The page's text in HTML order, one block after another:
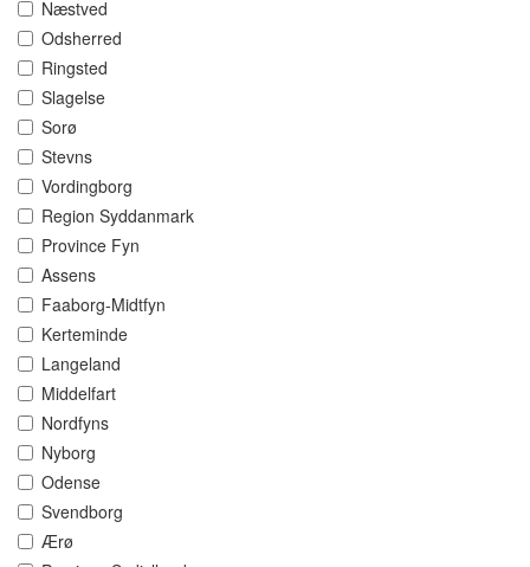
Næstved
Odsherred
Ringsted
Slagelse
Sorø
Stevns
Vordingborg
Region Syddanmark
Province Fyn
Assens
Faaborg-Midtfyn
Kerteminde
Langeland
Middelfart
Nordfyns
Nyborg
Odense
Svendborg
Ærø